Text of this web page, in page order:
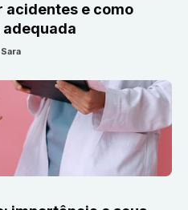
acidentes e como